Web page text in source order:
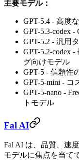
主要モデル：
GPT-5.4 - 高度
GPT-5.3-codex
GPT-5.2 - 汎用
GPT-5.2-codex
グ向けモデル
GPT-5 - 信頼性
GPT-5-mini - コ
GPT-5-nano -
トモデル
Fal AI
Fal AI は、品質、速
モデルに焦点を当て